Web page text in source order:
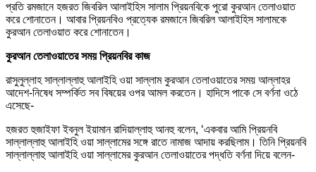
প্রতি রমজানে হজরত জিবরিল আলাইহিস সালাম প্রিয়নবিকে পুরো কুরআন তেলাওয়াত
করে শোনাতেন। আবার প্রিয়নবিও প্রত্যেক রমজানে জিবরিল আলাইহিস সালামকে
কুরআন তেলাওয়াত করে শোনাতেন।
কুরআন তেলাওয়াতের সময় প্রিয়নবির কাজ
রাসুলুল্লাহ সাল্লাল্লাহু আলাইহি ওয়া সাল্লাম কুরআন তেলাওয়াতের সময় আল্লাহর
আদেশ-নিষেধ সম্পর্কিত সব বিষয়ের ওপর আমল করতেন। হাদিসে পাকে সে বর্ণনা ওঠে
এসেছে-
হজরত হুজাইফা ইবনুল ইয়ামান রাদিয়াল্লাহু আনহু বলেন, ‘একবার আমি প্রিয়নবি
সাল্লাল্লাহু আলাইহি ওয়া সাল্লামের সঙ্গে রাতে নামাজ আদায় করছিলাম। তিনি প্রিয়নবি
সাল্লাল্লাহু আলাইহি ওয়া সাল্লামের কুরআন তেলাওয়াতের পদ্ধতি বর্ণনা দিয়ে বলেন-